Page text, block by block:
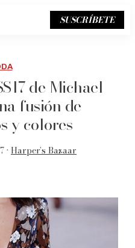
SUSCRÍBETE
de Michael
fusión de
y colores
• Harper’s Bazaar